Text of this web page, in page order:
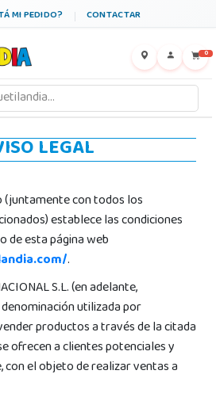
MI PEDIDO? CONTACTAR
0
LEGAL
con todos los
establece las condiciones
de esta página web
.
S.L. (en adelante,
utilizada por
productos a través de la citada
ofrecen a clientes potenciales y
el objeto de realizar ventas a